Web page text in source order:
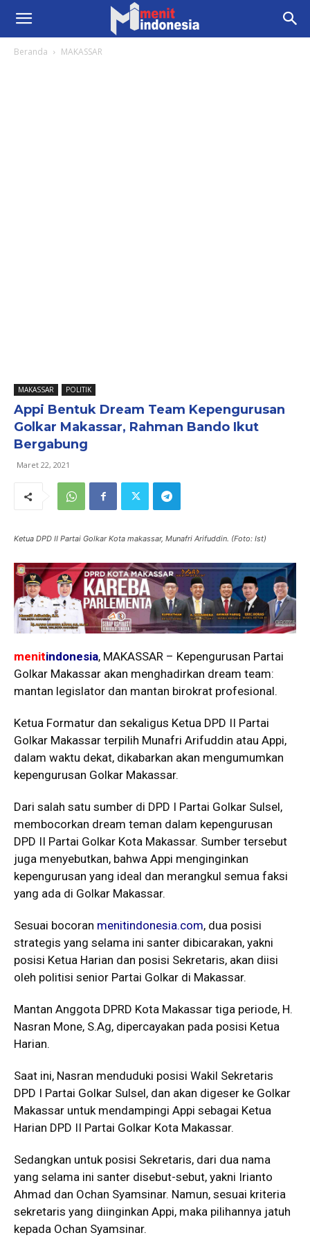
Beranda MAKASSAR
MAKASSAR POLITIK
Appi Bentuk Dream Team Kepengurusan
Golkar Makassar, Rahman Bando Ikut
Bergabung
Maret 22, 2021
Ketua DPD II Partai Golkar Kota makassar, Munafri Arifuddin. (Foto: Ist)
menitindonesia, MAKASSAR – Kepengurusan Partai
Golkar Makassar akan menghadirkan dream team:
mantan legislator dan mantan birokrat profesional.
Ketua Formatur dan sekaligus Ketua DPD II Partai
Golkar Makassar terpilih Munafri Arifuddin atau Appi,
dalam waktu dekat, dikabarkan akan mengumumkan
kepengurusan Golkar Makassar.
Dari salah satu sumber di DPD I Partai Golkar Sulsel,
membocorkan dream teman dalam kepengurusan
DPD II Partai Golkar Kota Makassar. Sumber tersebut
juga menyebutkan, bahwa Appi menginginkan
kepengurusan yang ideal dan merangkul semua faksi
yang ada di Golkar Makassar.
Sesuai bocoran menitindonesia.com, dua posisi
strategis yang selama ini santer dibicarakan, yakni
posisi Ketua Harian dan posisi Sekretaris, akan diisi
oleh politisi senior Partai Golkar di Makassar.
Mantan Anggota DPRD Kota Makassar tiga periode, H.
Nasran Mone, S.Ag, dipercayakan pada posisi Ketua
Harian.
Saat ini, Nasran menduduki posisi Wakil Sekretaris
DPD I Partai Golkar Sulsel, dan akan digeser ke Golkar
Makassar untuk mendampingi Appi sebagai Ketua
Harian DPD II Partai Golkar Kota Makassar.
Sedangkan untuk posisi Sekretaris, dari dua nama
yang selama ini santer disebut-sebut, yakni Irianto
Ahmad dan Ochan Syamsinar. Namun, sesuai kriteria
sekretaris yang diinginkan Appi, maka pilihannya jatuh
kepada Ochan Syamsinar.